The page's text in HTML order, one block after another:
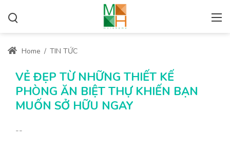
Home / TIN TỨC
VẺ ĐẸP TỪ NHỮNG THIẾT KẾ
PHÒNG ĂN BIỆT THỰ KHIẾN BẠN
MUỐN SỞ HỮU NGAY
--